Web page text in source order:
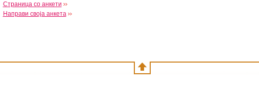
Страница со анкети
Направи своја анкета